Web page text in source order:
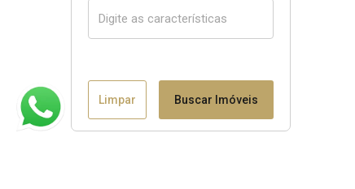
Limpar Buscar Imóveis